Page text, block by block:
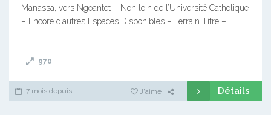
Manassa, vers Ngoantet – Non loin de l’Université Catholique
– Encore d’autres Espaces Disponibles – Terrain Titré –…
970
7 mois depuis J'aime Détails